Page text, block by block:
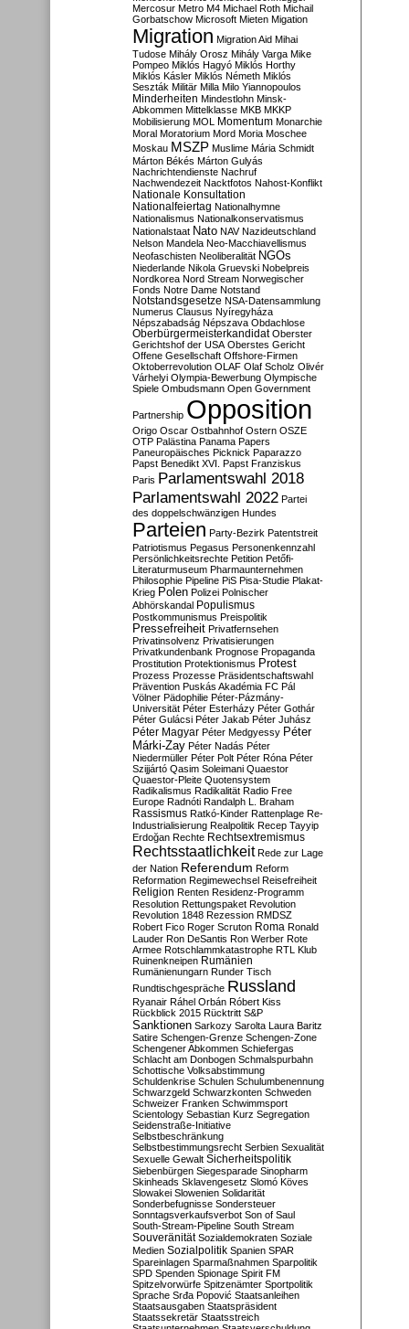
Mercosur Metro M4 Michael Roth Michail
Gorbatschow Microsoft Mieten Migation
Migration Migration Aid Mihai
Tudose Mihály Orosz Mihály Varga Mike
Pompeo Miklós Hagyó Miklós Horthy
Miklós Kásler Miklós Németh Miklós
Seszták Militär Milla Milo Yiannopoulos
Minderheiten Mindestlohn Minsk-
Abkommen Mittelklasse MKB MKKP
Mobilisierung MOL Momentum Monarchie
Moral Moratorium Mord Moria Moschee
Moskau MSZP Muslime Mária Schmidt
Márton Békés Márton Gulyás
Nachrichtendienste Nachruf
Nachwendezeit Nacktfotos Nahost-Konflikt
Nationale Konsultation
Nationalfeiertag Nationalhymne
Nationalismus Nationalkonservatismus
Nationalstaat Nato NAV Nazideutschland
Nelson Mandela Neo-Macchiavellismus
Neofaschisten Neoliberalität NGOs
Niederlande Nikola Gruevski Nobelpreis
Nordkorea Nord Stream Norwegischer
Fonds Notre Dame Notstand
Notstandsgesetze NSA-Datensammlung
Numerus Clausus Nyíregyháza
Népszabadság Népszava Obdachlose
Oberbürgermeisterkandidat Oberster
Gerichtshof der USA Oberstes Gericht
Offene Gesellschaft Offshore-Firmen
Oktoberrevolution OLAF Olaf Scholz Olivér
Várhelyi Olympia-Bewerbung Olympische
Spiele Ombudsmann Open Government
Partnership Opposition
Origo Oscar Ostbahnhof Ostern OSZE
OTP Palästina Panama Papers
Paneuropäisches Picknick Paparazzo
Papst Benedikt XVI. Papst Franziskus
Paris Parlamentswahl 2018
Parlamentswahl 2022 Partei
des doppelschwänzigen Hundes
Parteien Party-Bezirk Patentstreit
Patriotismus Pegasus Personenkennzahl
Persönlichkeitsrechte Petition Petőfi-
Literaturmuseum Pharmaunternehmen
Philosophie Pipeline PiS Pisa-Studie Plakat-
Krieg Polen Polizei Polnischer
Abhörskandal Populismus
Postkommunismus Preispolitik
Pressefreiheit Privatfernsehen
Privatinsolvenz Privatisierungen
Privatkundenbank Prognose Propaganda
Prostitution Protektionismus Protest
Prozess Prozesse Präsidentschaftswahl
Prävention Puskás Akadémia FC Pál
Völner Pädophilie Péter-Pázmány-
Universität Péter Esterházy Péter Gothár
Péter Gulácsi Péter Jakab Péter Juhász
Péter Magyar Péter Medgyessy Péter
Márki-Zay Péter Nadás Péter
Niedermüller Péter Polt Péter Róna Péter
Szijjártó Qasim Soleimani Quaestor
Quaestor-Pleite Quotensystem
Radikalismus Radikalität Radio Free
Europe Radnóti Randalph L. Braham
Rassismus Ratkó-Kinder Rattenplage Re-
Industrialisierung Realpolitik Recep Tayyip
Erdoğan Rechte Rechtsextremismus
Rechtsstaatlichkeit Rede zur Lage
der Nation Referendum Reform
Reformation Regimewechsel Reisefreiheit
Religion Renten Residenz-Programm
Resolution Rettungspaket Revolution
Revolution 1848 Rezession RMDSZ
Robert Fico Roger Scruton Roma Ronald
Lauder Ron DeSantis Ron Werber Rote
Armee Rotschlammkatastrophe RTL Klub
Ruinenkneipen Rumänien
Rumänienungarn Runder Tisch
Rundtischgespräche Russland
Ryanair Ráhel Orbán Róbert Kiss
Rückblick 2015 Rücktritt S&P
Sanktionen Sarkozy Sarolta Laura Baritz
Satire Schengen-Grenze Schengen-Zone
Schengener Abkommen Schiefergas
Schlacht am Donbogen Schmalspurbahn
Schottische Volksabstimmung
Schuldenkrise Schulen Schulumbenennung
Schwarzgeld Schwarzkonten Schweden
Schweizer Franken Schwimmsport
Scientology Sebastian Kurz Segregation
Seidenstraße-Initiative
Selbstbeschränkung
Selbstbestimmungsrecht Serbien Sexualität
Sexuelle Gewalt Sicherheitspolitik
Siebenbürgen Siegesparade Sinopharm
Skinheads Sklavengesetz Slomó Köves
Slowakei Slowenien Solidarität
Sonderbefugnisse Sondersteuer
Sonntagsverkaufsverbot Son of Saul
South-Stream-Pipeline South Stream
Souveränität Sozialdemokraten Soziale
Medien Sozialpolitik Spanien SPAR
Spareinlagen Sparmaßnahmen Sparpolitik
SPD Spenden Spionage Spirit FM
Spitzelvorwürfe Spitzenämter Sportpolitik
Sprache Srđa Popović Staatsanleihen
Staatsausgaben Staatspräsident
Staatssekretär Staatsstreich